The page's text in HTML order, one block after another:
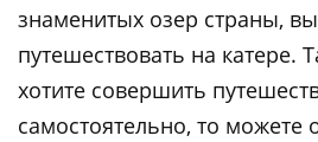
знаменитых озер страны,
путешествовать на катере.
хотите совершить
самостоятельно, то можете